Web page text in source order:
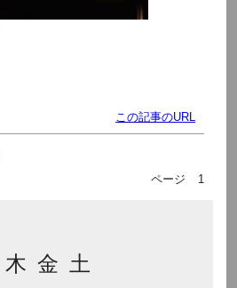
この記事のURL
ページ
1
木 金 土